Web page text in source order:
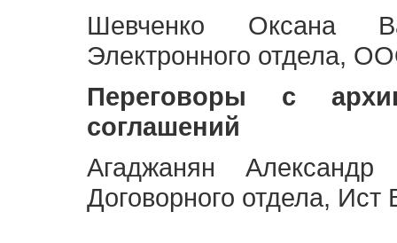
Шевченко Оксана
Электронного отдела,
Переговоры с
соглашений
Агаджанян Александр
Договорного отдела,